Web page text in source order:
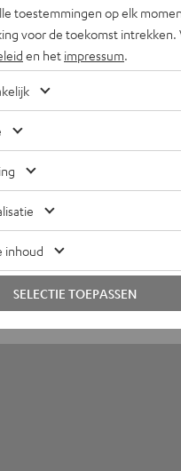
2 oortje links
toestemmingen op elk
voor de toekomst intrekken.
en het impressum
inhoud
SELECTIE TOEPASSEN